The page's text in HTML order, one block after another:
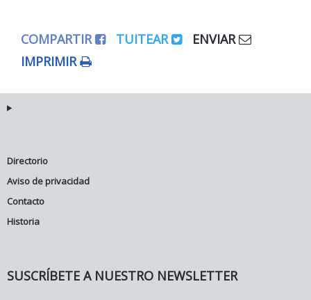
COMPARTIR TUITEAR
ENVIAR
IMPRIMIR
Directorio
Aviso de privacidad
Contacto
Historia
SUSCRÍBETE A NUESTRO NEWSLETTER